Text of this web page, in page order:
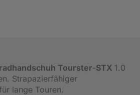
Tourster-STX 1.0
Strapazierfähiger
lange Touren.